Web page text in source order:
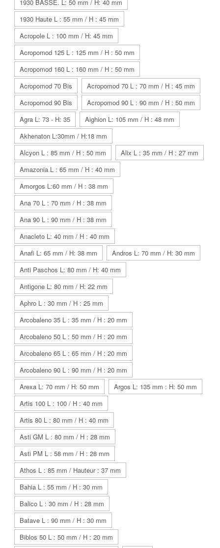
1930 BASSE. L: 50 mm / H: 40 mm
1930 Haute L : 55 mm / H : 45 mm
Acropole L : 100 mm / H: 45 mm
Acropomod 125 L : 125 mm / H : 50 mm
Acropomod 160 L : 160 mm / H : 50 mm
Acropomod 70 Bis
Acropomod 70 L : 70 mm / H : 45 mm
Acropomod 90 Bis
Acropomod 90 L : 90 mm / H : 50 mm
Agra L: 73 - H: 35
Aighion L: 105 mm / H : 48 mm
Akhenaton L:30mm / H:18 mm
Alcyon L : 85 mm / H : 50 mm
Alix L : 35 mm / H : 27 mm
Amazonia L : 65 mm / H : 40 mm
Amorgos L:60 mm / H : 38 mm
Ana 70 L : 70 mm / H : 38 mm
Ana 90 L : 90 mm / H : 38 mm
Anacleto L: 40 mm / H : 40 mm
Anafi L: 65 mm / H: 38 mm
Andros L: 70 mm / H: 30 mm
Anti Paschos L: 80 mm / H: 40 mm
Antigone L: 80 mm / H: 22 mm
Aphro L : 30 mm / H : 25 mm
Arcobaleno 35 L : 35 mm / H : 20 mm
Arcobaleno 50 L : 50 mm / H : 20 mm
Arcobaleno 65 L : 65 mm / H : 20 mm
Arcobaleno 90 L : 90 mm / H : 20 mm
Arexa L: 70 mm / H: 50 mm
Argos L: 135 mm : H: 50 mm
Artis 100 L : 100 / H : 40 mm
Artis 80 L : 80 mm / H : 40 mm
Asti GM L : 80 mm / H : 28 mm
Asti PM L : 58 mm / H : 28 mm
Athos L : 85 mm / Hauteur : 37 mm
Bahia L : 55 mm / H : 30 mm
Balico L : 30 mm / H : 28 mm
Batave L : 90 mm / H : 30 mm
Biblos 50 L : 50 mm / H : 20 mm